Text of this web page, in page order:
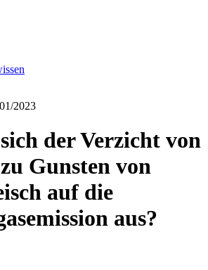
2023
der Verzicht von
Gunsten von
auf die
aus?